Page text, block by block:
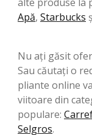
Apă, Starbucks
Nu ați găsit
Sau căutați o
pliante online
viitoare din
populare:
Selgros.